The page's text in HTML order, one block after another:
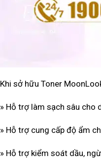
Khi sở hữu Toner
» Hỗ trợ làm sạch sâu cho
» Hỗ trợ cung cấp độ ẩm
» Hỗ trợ kiểm soát dầu,